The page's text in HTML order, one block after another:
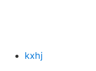
kxhj